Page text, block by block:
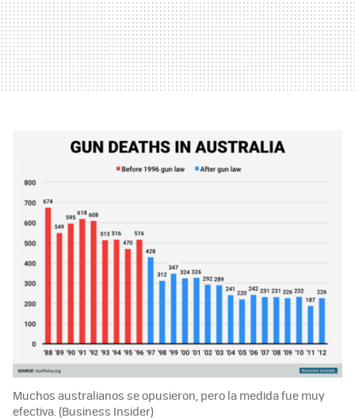
Muchos australianos se opusieron, pero la medida fue muy
efectiva. (Business Insider)